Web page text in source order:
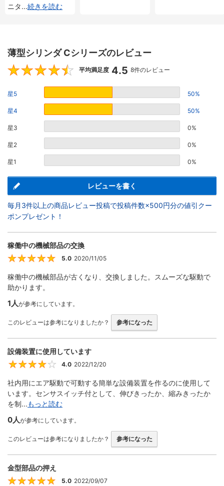
ニタ...続きを読む
薄型シリンダ Cシリーズのレビュー
4.5
平均満足度 4.5 8件のレビュー
星5 50%
星4 50%
星3 0%
星2 0%
星1 0%
レビューを書く
毎月3件以上の商品レビュー投稿で投稿件数×500円分の値引クー
ポンプレゼント！
稼働中の機械部品の交換
5
5.0 2020/11/05
稼働中の機械部品が古くなり、交換しました。スムーズな駆動で
助かります。
1人が参考にしています。
このレビューは参考になりましたか？ 参考になった
設備装置に使用しています
4
4.0 2022/12/20
社内用にエア駆動で可動する簡単な設備装置を作るのに使用して
います。センサスイッチ付として、伸びきったか、縮みきったか
を制...もっと読む
0人が参考にしています。
このレビューは参考になりましたか？ 参考になった
金型部品の押え
5
5.0 2022/09/07